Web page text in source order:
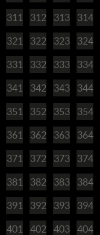
311 312 313 314
321 322 323 324
331 332 333 334
341 342 343 344
351 352 353 354
361 362 363 364
371 372 373 374
381 382 383 384
391 392 393 394
401 402 403 404